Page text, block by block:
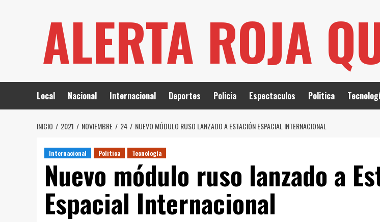
ALERTA ROJA
Local Nacional Internacional Deportes Policia Espectaculos Politica
INICIO 2021 NOVIEMBRE 24 NUEVO MÓDULO RUSO LANZADO A ESTACIÓN ESPACIAL INTERNACIONAL
Internacional Politica Tecnología
Nuevo módulo ruso lanzado a
Espacial Internacional